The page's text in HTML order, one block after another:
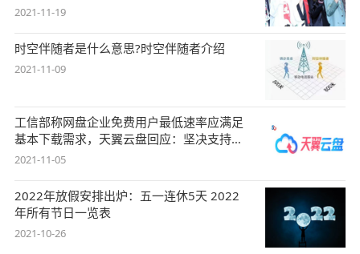
2021-11-19
时空伴随者是什么意思?时空伴随者介绍
2021-11-09
工信部称网盘企业免费用户最低速率应满足
基本下载需求，天翼云盘回应：坚决支持，
始终
2021-11-05
2022年放假安排出炉：五一连休5天 2022
年所有节日一览表
2021-10-26